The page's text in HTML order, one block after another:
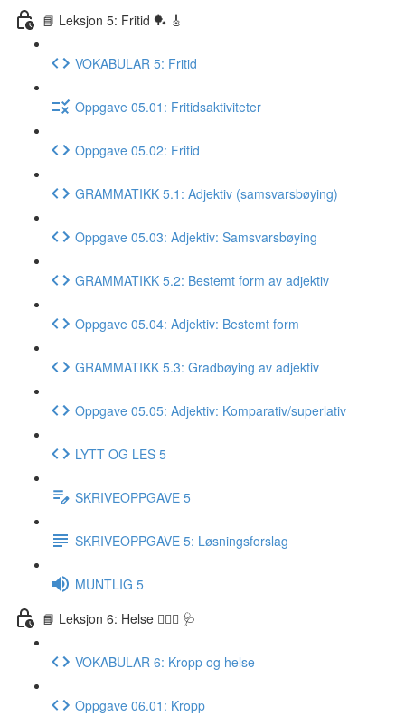
📘 Leksjon 5: Fritid 🏓 🎸
VOKABULAR 5: Fritid
Oppgave 05.01: Fritidsaktiviteter
Oppgave 05.02: Fritid
GRAMMATIKK 5.1: Adjektiv (samsvarsbøying)
Oppgave 05.03: Adjektiv: Samsvarsbøying
GRAMMATIKK 5.2: Bestemt form av adjektiv
Oppgave 05.04: Adjektiv: Bestemt form
GRAMMATIKK 5.3: Gradbøying av adjektiv
Oppgave 05.05: Adjektiv: Komparativ/superlativ
LYTT OG LES 5
SKRIVEOPPGAVE 5
SKRIVEOPPGAVE 5: Løsningsforslag
MUNTLIG 5
📘 Leksjon 6: Helse 🏃🏻‍♀️ 🩺
VOKABULAR 6: Kropp og helse
Oppgave 06.01: Kropp